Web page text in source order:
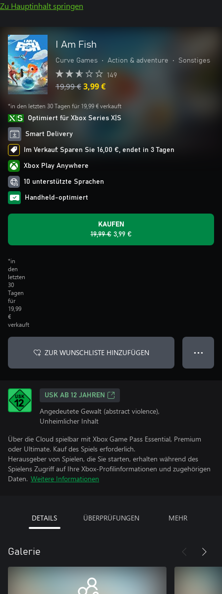
Zu Hauptinhalt springen
I Am Fish
Curve Games • Action & adventure • Sonstiges
149
19,99 €3,99 €
*in den letzten 30 Tagen für 19,99 € verkauft
Optimiert für Xbox Series X|S
Smart Delivery
Im Verkauf: Sparen Sie 16,00 €, endet in 3 Tagen
Xbox Play Anywhere
10 unterstützte Sprachen
Handheld-optimiert
KAUFEN
19,99 € 3,99 €
*in
den
letzten
30
Tagen
für
19,99
€
verkauft
ZUR WUNSCHLISTE HINZUFÜGEN ● ● ●
USK AB 12 JAHREN
Angedeutete Gewalt (abstract violence),
Unheimlicher Inhalt
Über die Cloud spielbar mit Xbox Game Pass Essential, Premium
oder Ultimate. Kauf des Spiels erforderlich.
Herausgeber von Spielen, die Sie starten, erhalten während des
Spielens Zugriff auf Ihre Xbox-Profilinformationen und zugehörigen
Daten. Weitere Informationen
DETAILS ÜBERPRÜFUNGEN MEHR
Galerie